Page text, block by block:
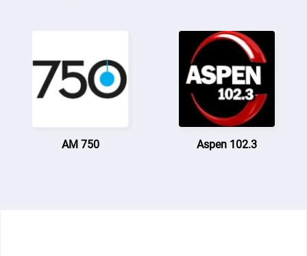
AM 750 Aspen 102.3